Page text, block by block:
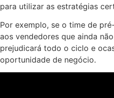
para utilizar as estratégias
Por exemplo, se o time de
aos vendedores que ainda
prejudicará todo o ciclo e
oportunidade de negócio.